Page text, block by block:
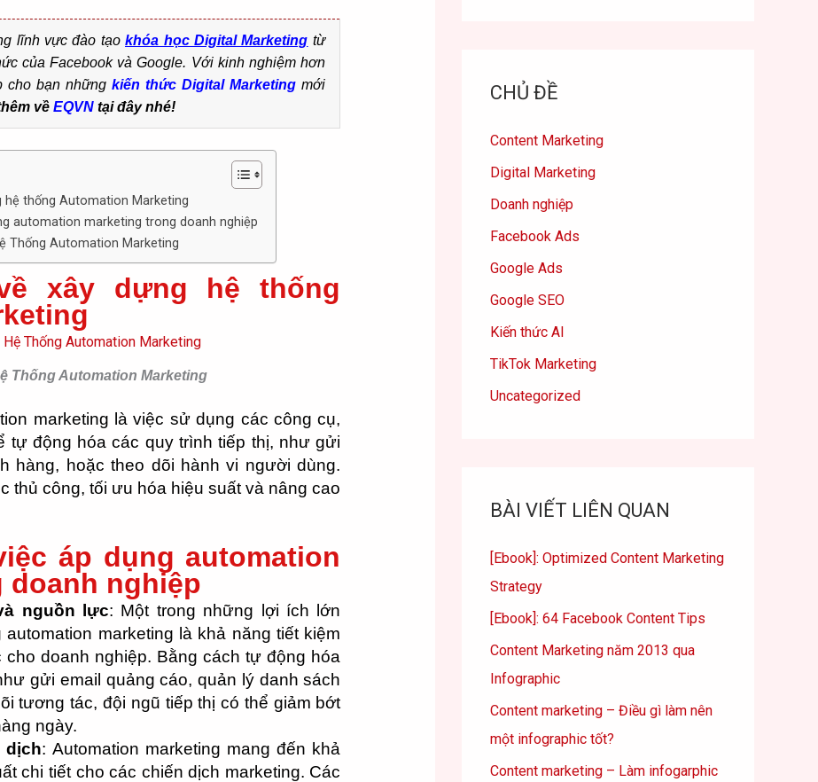
lĩnh vực đào tạo khóa học Digital Marketing từ
của Facebook và Google. Với kinh nghiệm hơn
cho bạn những kiến thức DigitalMarketingmới
về EQVNtại đây nhé!
hệ thống Automation Marketing
automation marketing trong doanh nghiệp
Thống Automation Marketing
xây dựng hệ thống
Thống Automation Marketing
marketing là việc sử dụng các công cụ,
tự động hóa các quy trình tiếp thị, như gửi
hàng, hoặc theo dõi hành vi người dùng.
thủ công, tối ưu hóa hiệu suất và nâng cao
áp dụng automation
doanh nghiệp
nguồn lực: Một trong những lợi ích lớn
marketing là khả năng tiết kiệm
doanh nghiệp. Bằng cách tự động hóa
gửi email quảng cáo, quản lý danh sách
tương tác, đội ngũ tiếp thị có thể giảm bớt
ngày.
dịch: Automation marketing mang đến khả
chi tiết cho các chiến dịch marketing. Các
CHỦ ĐỀ
Content Marketing
Digital Marketing
Doanh nghiệp
Facebook Ads
Google Ads
Google SEO
Kiến thức AI
TikTok Marketing
Uncategorized
BÀI VIẾT LIÊN QUAN
[Ebook]: Optimized Content Marketing
Strategy
[Ebook]: 64 Facebook Content Tips
Content Marketing năm 2013 qua
Infographic
Content marketing – Điều gì làm nên
một infographic tốt?
Content marketing – Làm infogarphic